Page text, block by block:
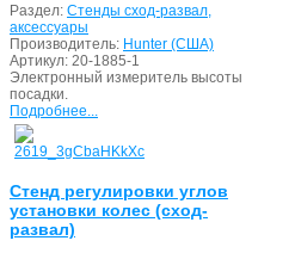
Раздел: Стенды сход-развал,
аксессуары
Производитель: Hunter (США)
Артикул: 20-1885-1
Электронный измеритель высоты
посадки.
Подробнее...
Стенд регулировки углов
установки колес (сход-
развал)